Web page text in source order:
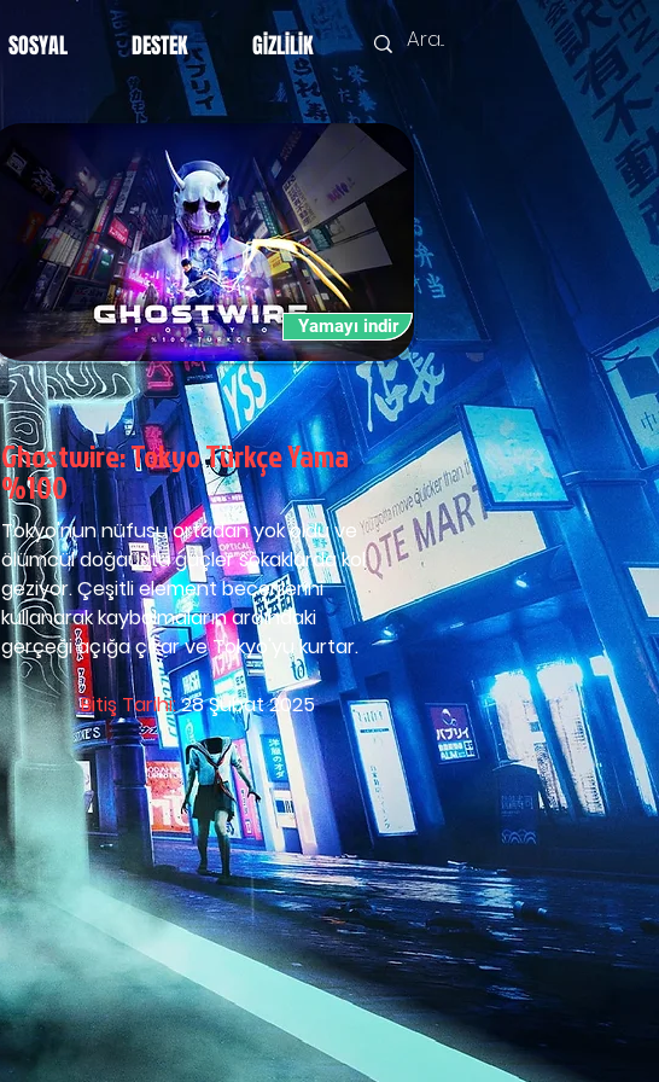
SOSYAL DESTEK GİZLİLİK
Yamayı indir
Ghostwire: Tokyo Türkçe Yama
%100
Tokyo'nun nüfusu ortadan yok oldu ve
ölümcül doğaüstü güçler sokaklarda kol
geziyor. Çeşitli element becerilerini
kullanarak kaybolmaların ardındaki
gerçeği açığa çıkar ve Tokyo'yu kurtar.
Bitiş Tarihi: 28 Şubat 2025